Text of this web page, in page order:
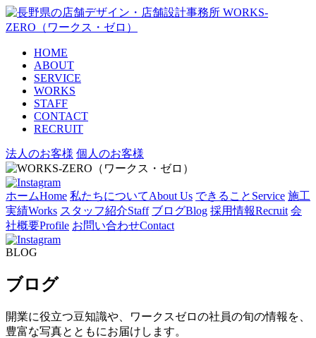
HOME
ABOUT
SERVICE
WORKS
STAFF
CONTACT
RECRUIT
法人のお客様 個人のお客様
ホームHome 私たちについてAbout Us できること Service 施工
実績Works スタッフ紹介Staff ブログBlog 採用情報Recruit 会
社概要Profile お問い合わせContact
BLOG
ブログ
開業に役立つ豆知識や、ワークスゼロの社員の旬の情報を、
豊富な写真とともにお届けします。